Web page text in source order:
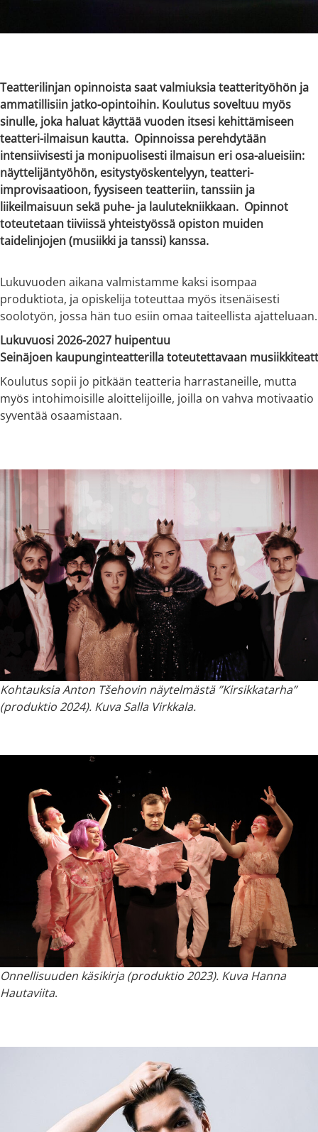
Teatterilinjan opinnoista saat valmiuksia teatterityöhön ja
ammatillisiin jatko-opintoihin. Koulutus soveltuu myös
sinulle, joka haluat käyttää vuoden itsesi kehittämiseen
teatteri-ilmaisun kautta. Opinnoissa perehdytään
intensiivisesti ja monipuolisesti ilmaisun eri osa-alueisiin:
näyttelijäntyöhön, esitystyöskentelyyn, teatteri-
improvisaatioon, fyysiseen teatteriin, tanssiin ja
liikeilmaisuun sekä puhe- ja laulutekniikkaan. Opinnot
toteutetaan tiiviissä yhteistyössä opiston muiden
taidelinjojen (musiikki ja tanssi) kanssa.
Lukuvuoden aikana valmistamme kaksi isompaa
produktiota, ja opiskelija toteuttaa myös itsenäisesti
soolotyön, jossa hän tuo esiin omaa taiteellista ajatteluaan.
Lukuvuosi 2026-2027 huipentuu
Seinäjoen kaupunginteatterilla toteutettavaan
Koulutus sopii jo pitkään teatteria harrastaneille, mutta
myös intohimoisille aloittelijoille, joilla on vahva motivaatio
syventää osaamistaan.
Kohtauksia Anton Tšehovin näytelmästä ”Kirsikkatarha”
(produktio 2024). Kuva Salla Virkkala.
Onnellisuuden käsikirja (produktio 2023). Kuva Hanna
Hautaviita.